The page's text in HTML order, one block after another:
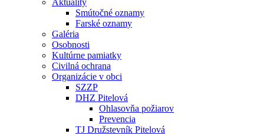
Aktuality
Smútočné oznamy
Farské oznamy
Galéria
Osobnosti
Kultúrne pamiatky
Civilná ochrana
Organizácie v obci
SZZP
DHZ Pitelová
Ohlasovňa požiarov
Prevencia
TJ Družstevník Pitelová